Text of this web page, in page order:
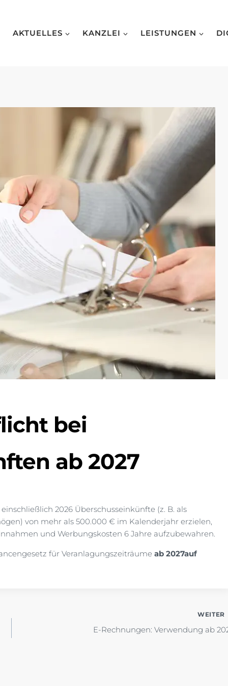
AKTUELLES KANZLEI LEISTUNGEN
bei
ab 2027
2026 Überschusseinkünfte (z. B. als
von mehr als 500.000 € im Kalenderjahr erzielen,
und Werbungskosten 6 Jahre aufzubewahren.
für Veranlagungszeiträume ab 2027auf
WEITER
E-Rechnungen: Verwendung ab